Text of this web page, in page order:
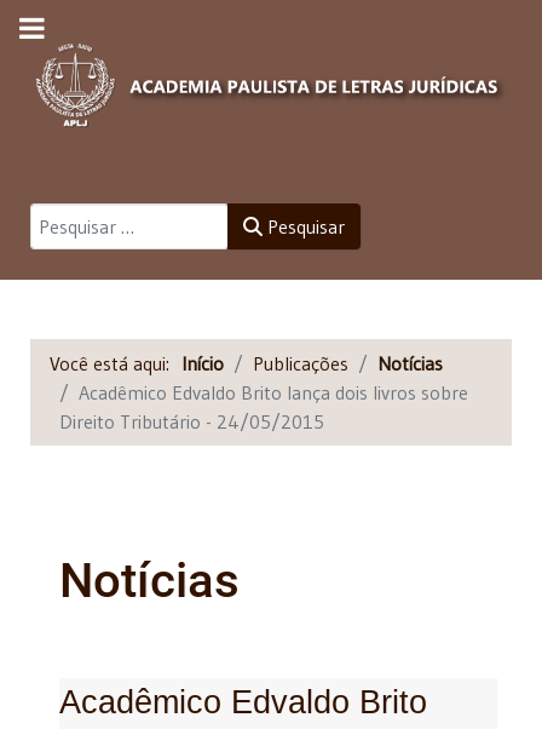
Pesquisar Pesquisar
Você está aqui: Início Publicações
Notícias
Acadêmico Edvaldo Brito lança dois livros sobre
Direito Tributário - 24/05/2015
Notícias
Acadêmico Edvaldo Brito